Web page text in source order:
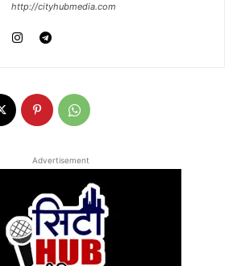
http://cityhubmedia.com
Advertisement